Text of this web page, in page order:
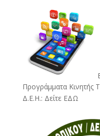
Προγράμματα Κινητής
Δ.Ε.Η.: Δείτε ΕΔΩ